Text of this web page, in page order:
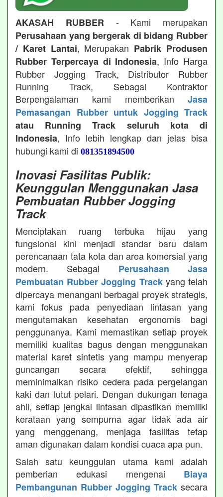
AKASAH RUBBER - Kami merupakan
Perusahaan yang bergerak di bidang Rubber
/ Karet Lantai, Merupakan Pabrik Produsen
Rubber Terpercaya di Indonesia, Info Harga
Rubber Jogging Track, Distributor Rubber
Running Track, Sebagai Kontraktor
Berpengalaman kami memberikan Jasa
Pemasangan Rubber untuk Jogging Track
atau Running Track seluruh kota di
Indonesia, Info lebih lengkap dan jelas bisa
hubungi kami di 081351894500
Inovasi Fasilitas Publik:
Keunggulan Menggunakan Jasa
Pembuatan Rubber Jogging
Track
Menciptakan ruang terbuka hijau yang
fungsional kini menjadi standar baru dalam
perencanaan tata kota dan area komersial yang
modern. Sebagai Perusahaan Jasa
Pembuatan Rubber Jogging Trackyang telah
dipercaya menangani berbagai proyek strategis,
kami fokus pada penyediaan lintasan yang
mengutamakan kesehatan ergonomis bagi
penggunanya. Kami memastikan setiap proyek
memiliki kualitas bagus dengan menggunakan
material karet sintetis yang mampu menyerap
guncangan secara efektif, sehingga
meminimalkan risiko cedera pada pergelangan
kaki dan lutut pelari. Dengan dukungan tenaga
ahli, setiap jengkal lintasan dipastikan memiliki
kerataan yang sempurna agar tidak ada air
yang menggenang, menjaga fasilitas tetap
aman digunakan dalam kondisi cuaca apa pun.
Salah satu keunggulan utama kami adalah
pemberian edukasi mengenai Biaya
Pembangunan Rubber Jogging Track secara